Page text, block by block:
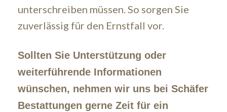
unterschreiben müssen. So sorgen Sie
zuverlässig für den Ernstfall vor.
Sollten Sie Unterstützung oder
weiterführende Informationen
wünschen, nehmen wir uns bei Schäfer
Bestattungen gerne Zeit für ein